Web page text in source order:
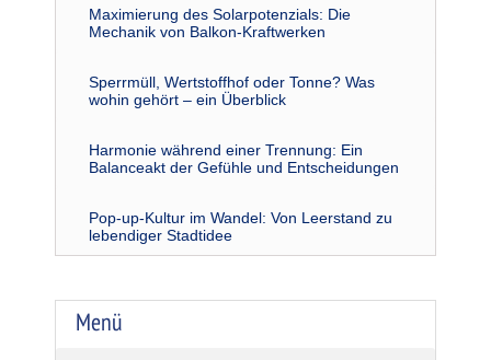
Maximierung des Solarpotenzials: Die
Mechanik von Balkon-Kraftwerken
Sperrmüll, Wertstoffhof oder Tonne? Was
wohin gehört – ein Überblick
Harmonie während einer Trennung: Ein
Balanceakt der Gefühle und Entscheidungen
Pop-up-Kultur im Wandel: Von Leerstand zu
lebendiger Stadtidee
Menü